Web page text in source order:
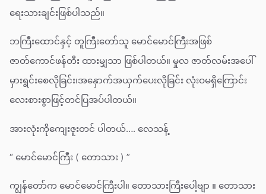
ရေးသားချင်းဖြစ်ပါသည်။
ဘကြီးထောင်နှင့် တူကြီးတော်သူ မောင်မောင်ကြီးအဖြစ်
ဇာတ်ကောင်ဖန်တီး ထားမျှသာ ဖြစ်ပါတယ်။ မှုလ ဇာတ်လမ်းအပေါ်
မှားရွင်းစေလိုခြင်း၊အနှောက်အယှက်ပေးလိုခြင်း လုံးဝမရှိကြောင်း
လေးစားစွာဖြင့်တင်ပြအပ်ပါတယ်။
အားလုံးကိုကျေးဇူးတင် ပါတယ်…. လေသန့်
“ မောင်မောင်ကြီး ( တောသား ) ”
ကျွန်တော်က မောင်မောင်ကြီးပါ။ တောသားကြီးပေါ့ဗျာ ။ တောသား